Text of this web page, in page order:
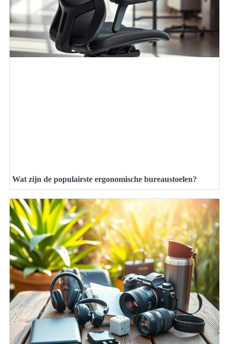
Wat zijn de populairste ergonomische bureaustoelen?